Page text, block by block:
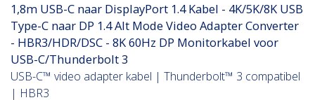
1,8m USB-C naar DisplayPort 1.4 Kabel - 4K/5K/8K USB
Type-C naar DP 1.4 Alt Mode Video Adapter Converter
- HBR3/HDR/DSC - 8K 60Hz DP Monitorkabel voor
USB-C/Thunderbolt 3
USB-C™ video adapter kabel | Thunderbolt™ 3 compatibel
| HBR3